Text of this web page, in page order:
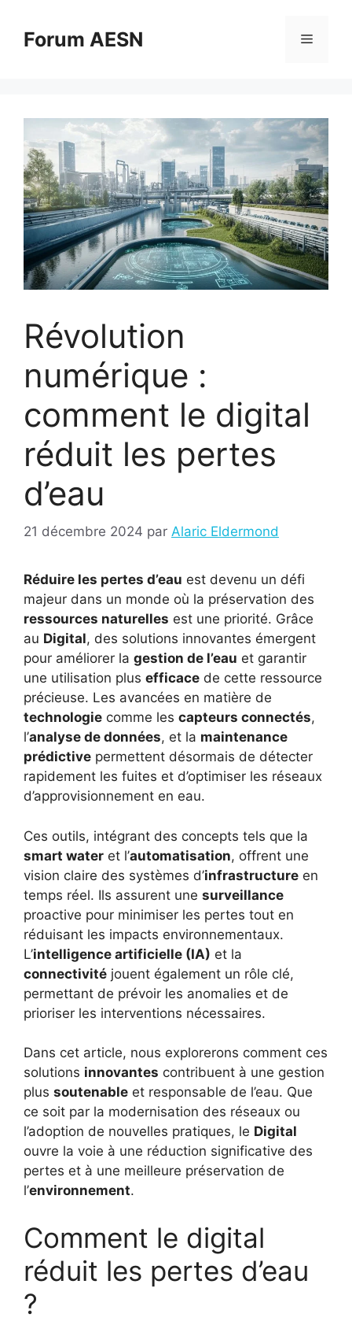
contenuForum AESN Menu
Révolution
numérique :
comment le digital
réduit les pertes
d’eau
21 décembre 2024 par Alaric Eldermond
Réduire les pertes d’eau est devenu un défi
majeur dans un monde où la préservation des
ressources naturelles est une priorité. Grâce
au Digital, des solutions innovantes émergent
pour améliorer la gestion de l’eau et garantir
une utilisation plus efficace de cette ressource
précieuse. Les avancées en matière de
technologie comme les capteurs connectés,
l’analyse de données, et la maintenance
prédictive permettent désormais de détecter
rapidement les fuites et d’optimiser les réseaux
d’approvisionnement en eau.
Ces outils, intégrant des concepts tels que la
smart water et l’automatisation, offrent une
vision claire des systèmes d’infrastructure en
temps réel. Ils assurent une surveillance
proactive pour minimiser les pertes tout en
réduisant les impacts environnementaux.
L’intelligence artificielle (IA) et la
connectivité jouent également un rôle clé,
permettant de prévoir les anomalies et de
prioriser les interventions nécessaires.
Dans cet article, nous explorerons comment ces
solutions innovantes contribuent à une gestion
plus soutenable et responsable de l’eau. Que
ce soit par la modernisation des réseaux ou
l’adoption de nouvelles pratiques, le Digital
ouvre la voie à une réduction significative des
pertes et à une meilleure préservation de
l’environnement.
Comment le digital
réduit les pertes d’eau
?